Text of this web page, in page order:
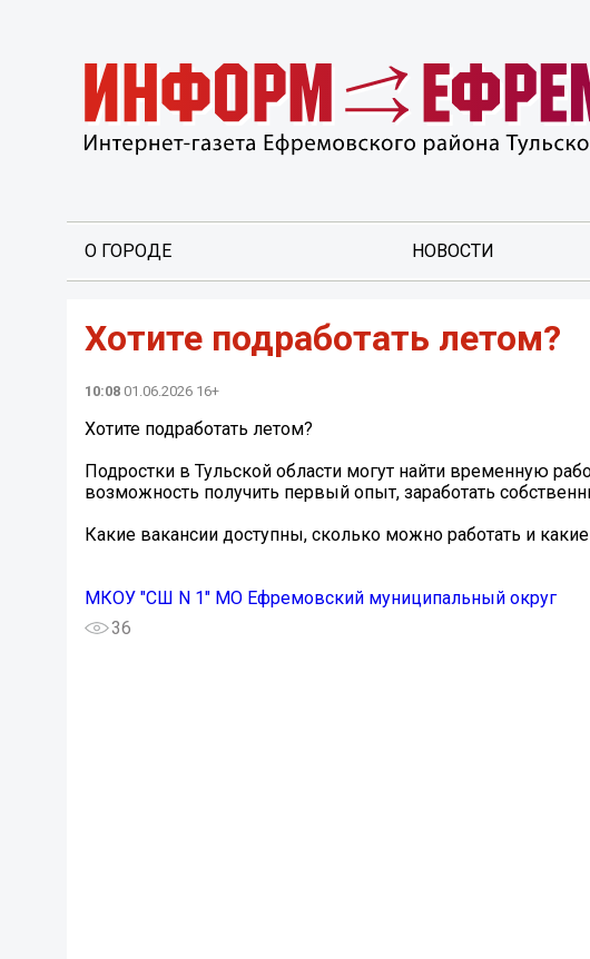
О ГОРОДЕ НОВОСТИ
Хотите подработать летом?
10:08 01.06.2026 16+
Хотите подработать летом?
Подростки в Тульской области могут найти временную
возможность получить первый опыт, заработать
Какие вакансии доступны, сколько можно работать и
МКОУ "СШ N 1" МО Ефремовский муниципальный округ
36